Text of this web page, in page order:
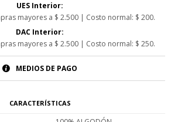
UES Interior:
mayores a $ 2.500 | Costo normal: $ 200.
DAC Interior:
mayores a $ 2.500 | Costo normal: $ 250.
MEDIOS DE PAGO
CARACTERÍSTICAS